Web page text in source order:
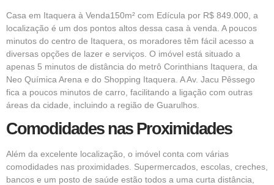
Casa em Itaquera à Venda150m² com Edícula por R$ 849.000, a
localização é um dos pontos altos dessa casa à venda. A poucos
minutos do centro de Itaquera, os moradores têm fácil acesso a
diversas opções de lazer e serviços. O imóvel está situado a
apenas 5 minutos de distância do metrô Corinthians Itaquera, da
Neo Química Arena e do Shopping Itaquera. A Av. Jacu Pêssego
fica a poucos minutos de carro, facilitando a ligação com outras
áreas da cidade, incluindo a região de Guarulhos.
Comodidades nas Proximidades
Além da excelente localização, o imóvel conta com várias
comodidades nas proximidades. Supermercados, escolas, creches,
bancos e um posto de saúde estão todos a uma curta distância,